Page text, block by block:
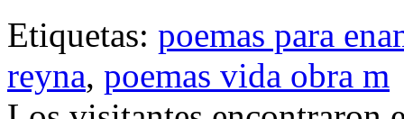
Etiquetas: poemas para
reyna, poemas vida obra m